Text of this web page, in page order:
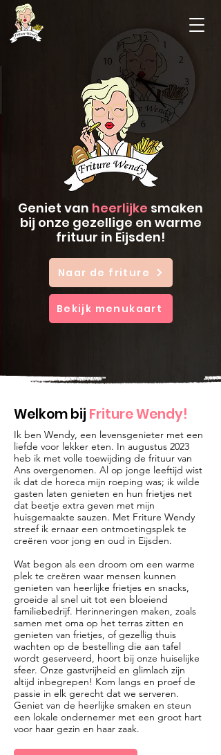
Geniet van heerlijke smaken
bij onze gezellige en warme
frituur in Eijsden!
Naar de friture
Bekijk menukaart
Welkom bij Friture Wendy!
Ik ben Wendy, een levensgenieter met een
liefde voor lekker eten. In augustus 2023
heb ik met volle toewijding de frituur van
Ans overgenomen. Al op jonge leeftijd wist
ik dat de horeca mijn roeping was; ik wilde
gasten laten genieten en hun frietjes net
dat beetje extra geven met mijn
huisgemaakte sauzen. Met Friture Wendy
streef ik ernaar een ontmoetingsplek te
creëren voor jong en oud in Eijsden.
Wat begon als een droom om een warme
plek te creëren waar mensen kunnen
genieten van heerlijke frietjes en snacks,
groeide al snel uit tot een bloeiend
familiebedrijf. Herinneringen maken, zoals
samen met oma op het terras zitten en
genieten van frietjes, of gezellig thuis
wachten op de bestelling die aan tafel
wordt geserveerd, hoort bij onze huiselijke
sfeer. Onze gastvrijheid en glimlach zijn
altijd inbegrepen! Kom langs en proef de
passie in elk gerecht dat we serveren.
Geniet van de heerlijke smaken en steun
een lokale ondernemer met een groot hart
voor haar gezin en haar zaak.